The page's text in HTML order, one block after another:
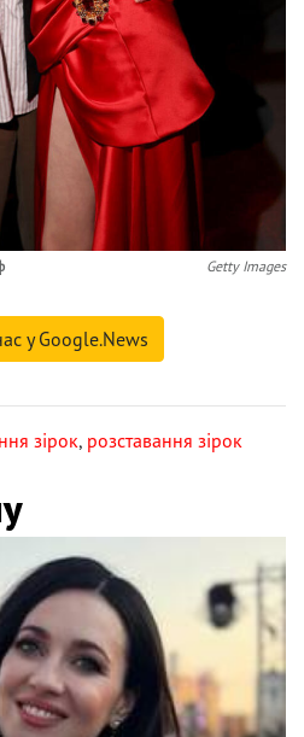
Getty Images
у Google.News
зірок, розставання зірок